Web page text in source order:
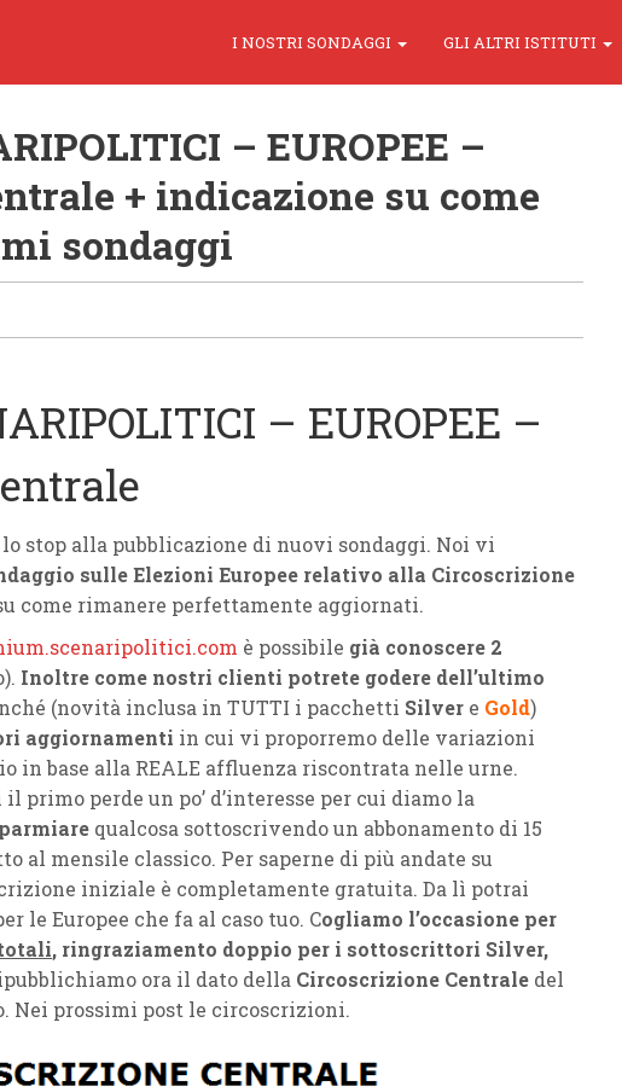
I NOSTRI SONDAGGI GLI ALTRI ISTITUTI
– EUROPEE –
+ indicazione su come
sondaggi
– EUROPEE –
lo stop alla pubblicazione di nuovi sondaggi. Noi vi
sulle Elezioni Europee relativo alla Circoscrizione
come rimanere perfettamente aggiornati.
è possibile già conoscere 2
Inoltre come nostri clienti potrete godere dell’ultimo
(novità inclusa in TUTTI i pacchetti Silver e Gold)
aggiornamenti in cui vi proporremo delle variazioni
in base alla REALE affluenza riscontrata nelle urne.
primo perde un po’ d’interesse per cui diamo la
qualcosa sottoscrivendo un abbonamento di 15
al mensile classico. Per saperne di più andate su
iniziale è completamente gratuita. Da lì potrai
le Europee che fa al caso tuo. Cogliamo l’occasione per
, ringraziamento doppio per i sottoscrittori Silver,
ora il dato della Circoscrizione Centrale del
Nei prossimi post le circoscrizioni.